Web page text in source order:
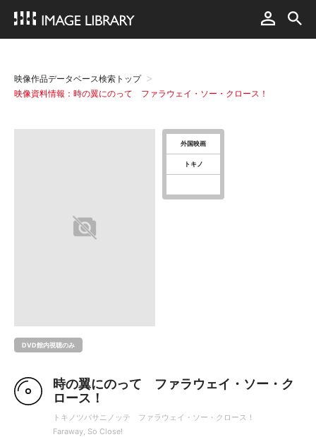
映像作品データベース検索トップ
映像資料情報：時の翼にのって ファラウェイ・ソー・クロース！
DVD館内視聴のみ
外国映画
トキノ
時の翼にのって ファラウェイ・ソー・ク
ロース！
トキノツバサニノッテ ファラウェイ・ソー・クロース！
Faraway, So Close!